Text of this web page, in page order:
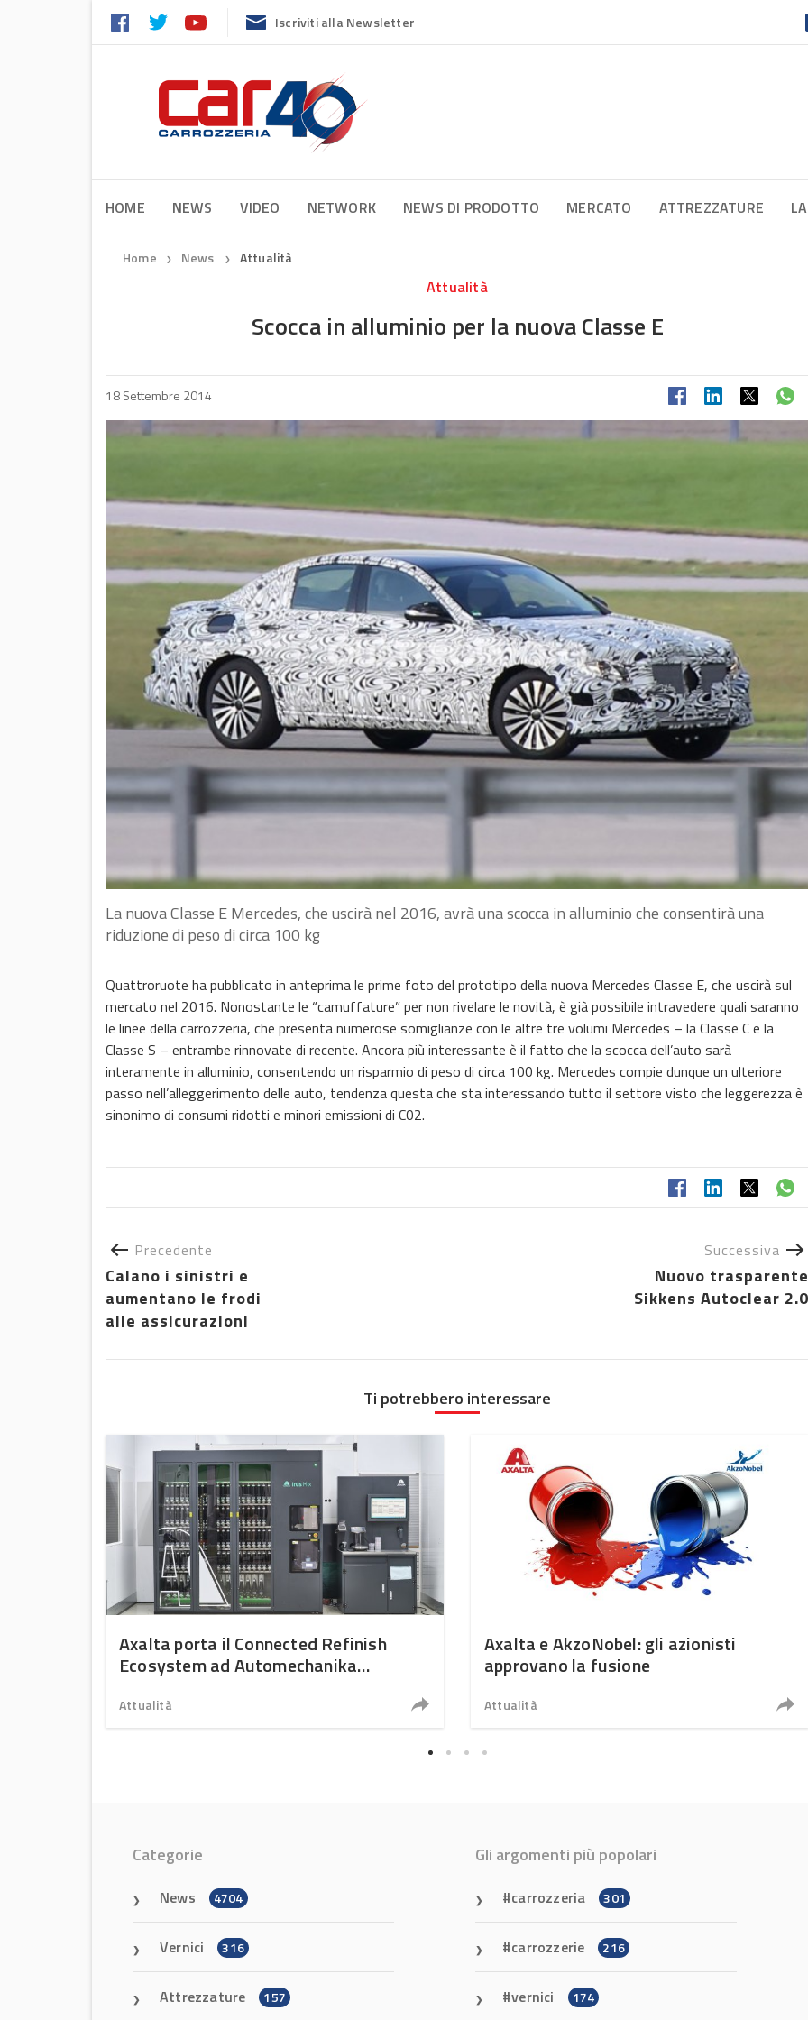
Iscriviti alla Newsletter
HOME NEWS VIDEO NETWORK NEWS DI PRODOTTO MERCATO ATTREZZATURE
Home ❯ News ❯ Attualità
Attualità
Scocca in alluminio per la nuova Classe E
18 Settembre 2014
La nuova Classe E Mercedes, che uscirà nel 2016, avrà una scocca in alluminio che consentirà una
riduzione di peso di circa 100 kg
Quattroruote ha pubblicato in anteprima le prime foto del prototipo della nuova Mercedes Classe E, che uscirà sul
mercato nel 2016. Nonostante le “camuffature” per non rivelare le novità, è già possibile intravedere quali saranno
le linee della carrozzeria, che presenta numerose somiglianze con le altre tre volumi Mercedes – la Classe C e la
Classe S – entrambe rinnovate di recente. Ancora più interessante è il fatto che la scocca dell’auto sarà
interamente in alluminio, consentendo un risparmio di peso di circa 100 kg. Mercedes compie dunque un ulteriore
passo nell’alleggerimento delle auto, tendenza questa che sta interessando tutto il settore visto che leggerezza è
sinonimo di consumi ridotti e minori emissioni di C02.
Precedente
Calano i sinistri e
aumentano le frodi
alle assicurazioni
Successiva
Nuovo trasparente
Sikkens Autoclear 2.0
Ti potrebbero interessare
Axalta porta il Connected Refinish
Ecosystem ad Automechanika
Attualità
Axalta e AkzoNobel: gli azionisti
approvano la fusione
Attualità
Categorie
News 4704
Vernici 316
Attrezzature 157
Gli argomenti più popolari
carrozzeria 301
carrozzerie 216
vernici 174